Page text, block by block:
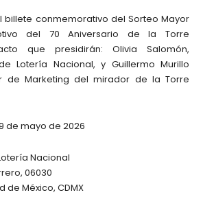
billete conmemorativo del Sorteo Mayor
del 70 Aniversario de la Torre
que presidirán: Olivia Salomón,
Lotería Nacional, y Guillermo Murillo
de Marketing del mirador de la Torre
de mayo de 2026
Nacional
06030
de México, CDMX